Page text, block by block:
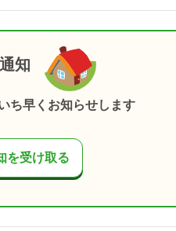
知
ち早くお知らせします
を受け取る